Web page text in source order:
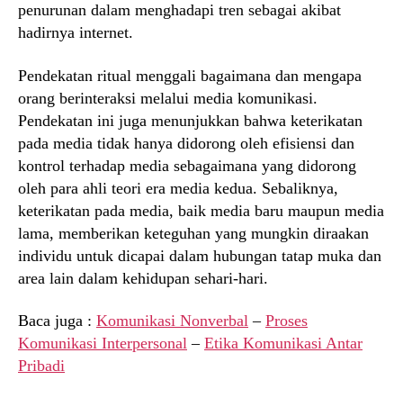
penurunan dalam menghadapi tren sebagai akibat
hadirnya internet.
Pendekatan ritual menggali bagaimana dan mengapa
orang berinteraksi melalui media komunikasi.
Pendekatan ini juga menunjukkan bahwa keterikatan
pada media tidak hanya didorong oleh efisiensi dan
kontrol terhadap media sebagaimana yang didorong
oleh para ahli teori era media kedua. Sebaliknya,
keterikatan pada media, baik media baru maupun media
lama, memberikan keteguhan yang mungkin diraakan
individu untuk dicapai dalam hubungan tatap muka dan
area lain dalam kehidupan sehari-hari.
Baca juga : Komunikasi Nonverbal – Proses
Komunikasi Interpersonal – Etika Komunikasi Antar
Pribadi